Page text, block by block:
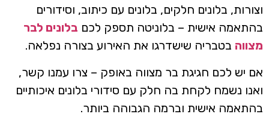
וצורות, בלונים חלקים, בלונים עם כיתוב, וסידורים
בהתאמה אישית – בלוניטה תספק לכם בלונים לבר
מצווה בטבריה שישדרגו את האירוע בצורה נפלאה.
אם יש לכם חגיגת בר מצווה באופק – צרו עמנו קשר,
ואנו נשמח לקחת בה חלק עם סידורי בלונים איכותיים
בהתאמה אישית וברמה הגבוהה ביותר.